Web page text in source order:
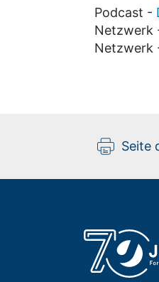
Podcast -
Netzwerk
Netzwerk
Seite